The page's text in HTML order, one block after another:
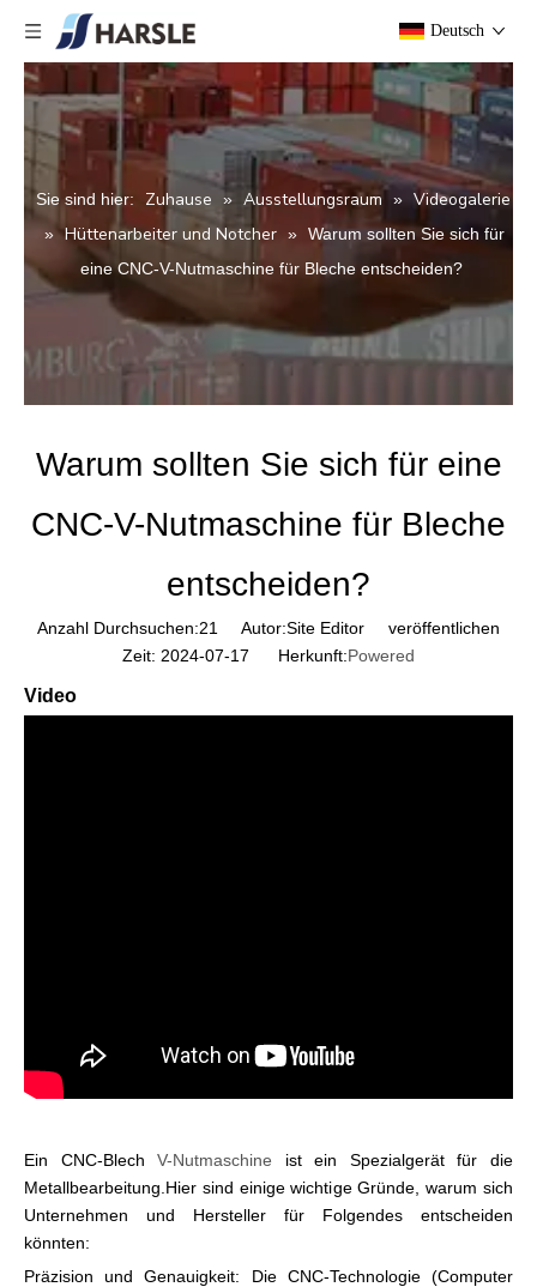
Deutsch
Sie sind hier: Zuhause » Ausstellungsraum » Videogalerie
» Hüttenarbeiter und Notcher » Warum sollten Sie sich für
eine CNC-V-Nutmaschine für Bleche entscheiden?
Warum sollten Sie sich für eine
CNC-V-Nutmaschine für Bleche
entscheiden?
Anzahl Durchsuchen:21
Autor:Site Editor veröffentlichen
Zeit: 2024-07-17 Herkunft:Powered
Video
Ein CNC-BlechV-Nutmaschine ist ein Spezialgerät für die
Metallbearbeitung.Hier sind einige wichtige Gründe, warum sich
Unternehmen und Hersteller für Folgendes entscheiden
könnten:
Präzision und Genauigkeit: Die CNC-Technologie (Computer